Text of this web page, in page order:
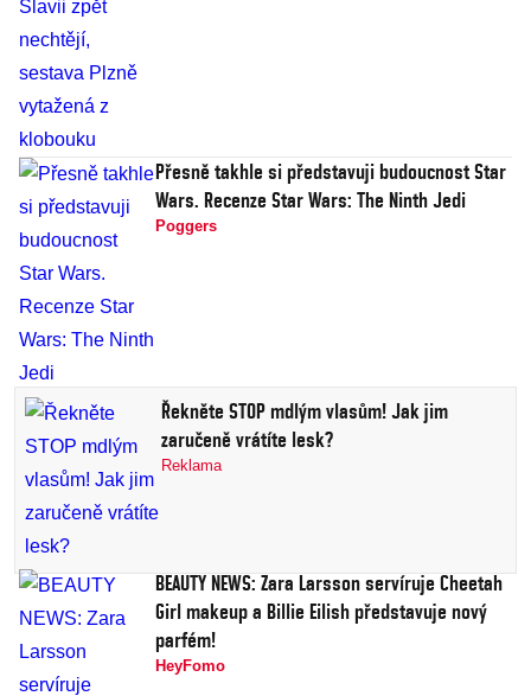
Přesně takhle si představuji budoucnost Star
Wars. Recenze Star Wars: The Ninth Jedi
Poggers
Řekněte STOP mdlým vlasům! Jak jim
zaručeně vrátíte lesk?
Reklama
BEAUTY NEWS: Zara Larsson servíruje Cheetah
Girl makeup a Billie Eilish představuje nový
parfém!
HeyFomo